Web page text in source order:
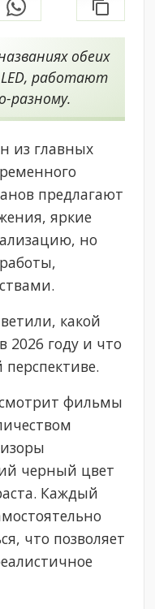
обеих
работают
разному.
из главных
предлагают
яркие
но
какой
2026 году и что
фильмы
черный цвет
Каждый
что позволяет